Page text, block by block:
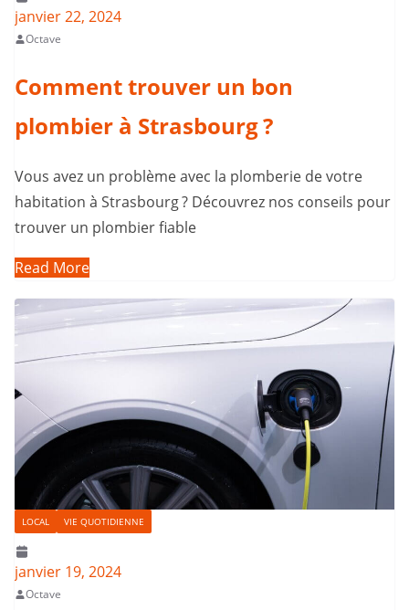
janvier 22, 2024
Octave
Comment trouver un bon
plombier à Strasbourg ?
Vous avez un problème avec la plomberie de votre
habitation à Strasbourg ? Découvrez nos conseils pour
trouver un plombier fiable
Read More
LOCAL VIE QUOTIDIENNE
janvier 19, 2024
Octave